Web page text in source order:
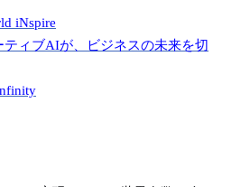
iNspire
ティブAIが、ビジネスの未来を切